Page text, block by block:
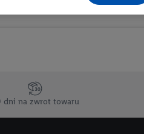
dni na zwrot towaru
wzbogacane o dane z innych
lokalizacji), również przez różne
do informacji na urządzeniach
badania grup docelowych,
wyświetlania konkretnych treści.